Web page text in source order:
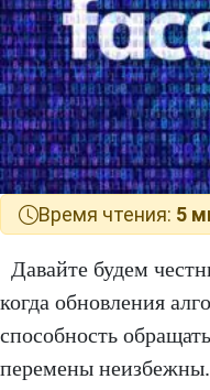
Время чтения: 5
Давайте будем
когда обновления
способность
перемены неизбежны.